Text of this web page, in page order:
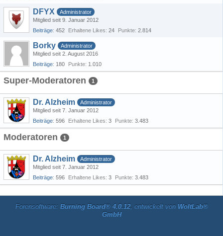
DFYX
Administrator
Mitglied seit 9. Januar 2012
Beiträge 452 Erhaltene Likes 24 Punkte 2.814
Borky
Administrator
Mitglied seit 2. August 2016
Beiträge 180 Punkte 1.010
Super-Moderatoren 1
Dr. Alzheim
Administrator
Mitglied seit 7. Januar 2012
Beiträge 596 Erhaltene Likes 3 Punkte 3.483
Moderatoren 1
Dr. Alzheim
Administrator
Mitglied seit 7. Januar 2012
Beiträge 596 Erhaltene Likes 3 Punkte 3.483
Forensoftware: Burning Board® 4.0.12, entwickelt von WoltLab®
GmbH